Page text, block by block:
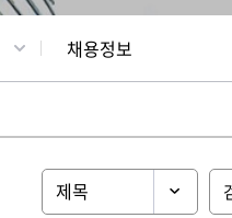
채용정보